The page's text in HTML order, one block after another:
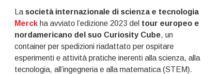
La società internazionale di scienza e tecnologia
Merck ha avviato l’edizione 2023 del tour europeo e
nordamericano del suo Curiosity Cube, un
container per spedizioni riadattato per ospitare
esperimenti e attività pratiche inerenti alla scienza, alla
tecnologia, all’ingegneria e alla matematica (STEM).